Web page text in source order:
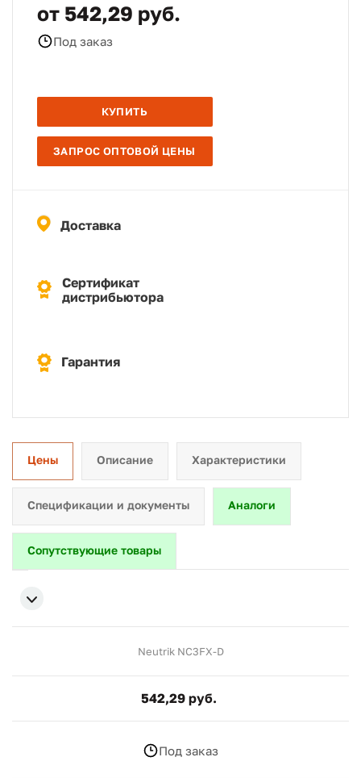
от 542,29 руб.
Под заказ
КУПИТЬ
ЗАПРОС ОПТОВОЙ ЦЕНЫ
Доставка
Сертификат
дистрибьютора
Гарантия
Цены Описание Характеристики
Спецификации и документы Аналоги
Сопутствующие товары
Neutrik NC3FX-D
542,29 руб.
Под заказ